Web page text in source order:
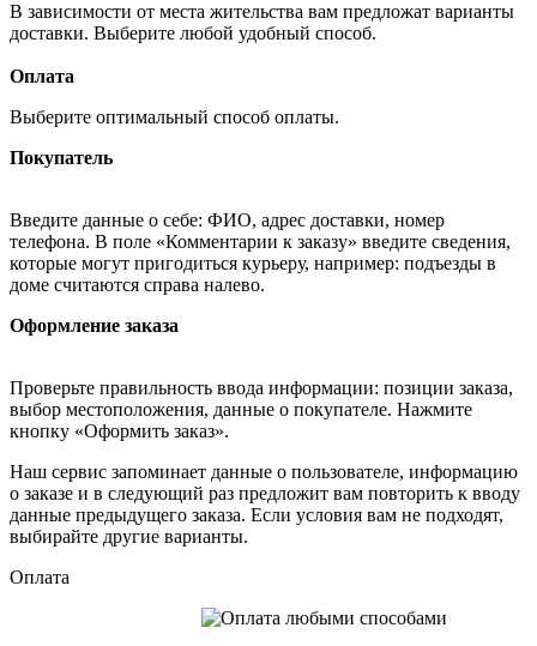
В зависимости от места жительства вам предложат варианты
доставки. Выберите любой удобный способ.
Оплата
Выберите оптимальный способ оплаты.
Покупатель
Введите данные о себе: ФИО, адрес доставки, номер
телефона. В поле «Комментарии к заказу» введите сведения,
которые могут пригодиться курьеру, например: подъезды в
доме считаются справа налево.
Оформление заказа
Проверьте правильность ввода информации: позиции заказа,
выбор местоположения, данные о покупателе. Нажмите
кнопку «Оформить заказ».
Наш сервис запоминает данные о пользователе, информацию
о заказе и в следующий раз предложит вам повторить к вводу
данные предыдущего заказа. Если условия вам не подходят,
выбирайте другие варианты.
Оплата